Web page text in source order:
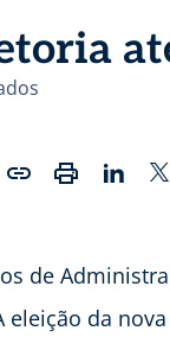
de
eleição da